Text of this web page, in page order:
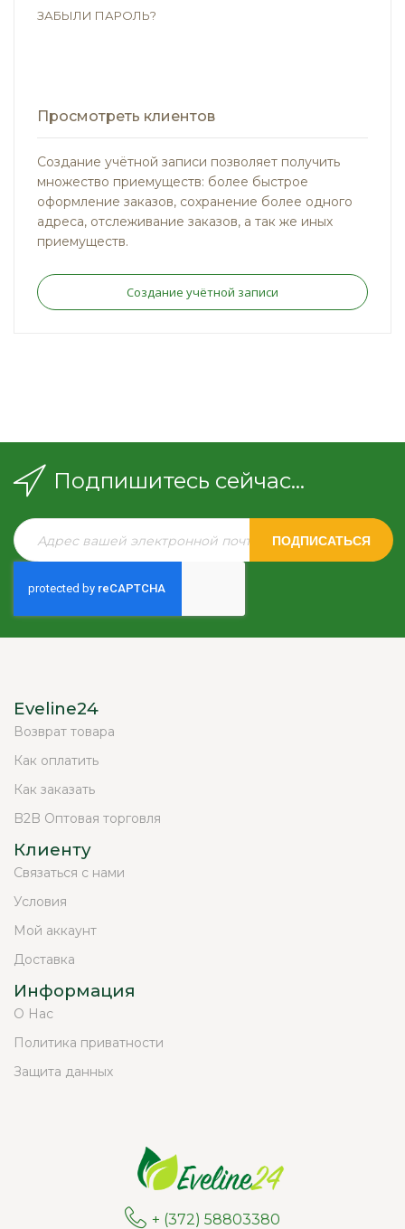
ЗАБЫЛИ ПАРОЛЬ?
Просмотреть клиентов
Создание учётной записи позволяет получить
множество приемуществ: более быстрое
оформление заказов, сохранение более одного
адреса, отслеживание заказов, а так же иных
приемуществ.
Создание учётной записи
Подпишитесь сейчас...
ПОДПИСАТЬСЯ
Eveline24
Возврат товара
Как оплатить
Как заказать
B2B Оптовая торговля
Клиенту
Связаться с нами
Условия
Мой аккаунт
Доставка
Информация
О Нас
Политика приватности
Защита данных
+ (372) 58803380